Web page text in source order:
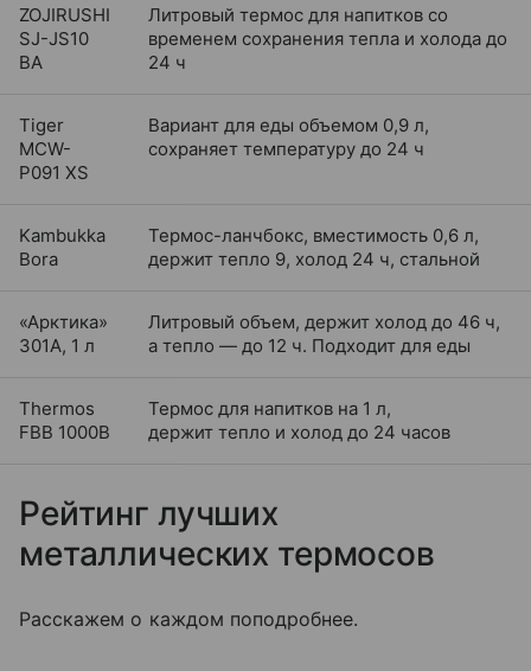
ZOJIRUSHI
SJ-JS10
BA
Литровый термос для напитков со
временем сохранения тепла и холода до
24 ч
Tiger
MCW-
P091 XS
Вариант для еды объемом 0,9 л,
сохраняет температуру до 24 ч
Kambukka
Bora
Термос-ланчбокс, вместимость 0,6 л,
держит тепло 9, холод 24 ч, стальной
«Арктика»
301А, 1 л
Литровый объем, держит холод до 46 ч,
а тепло — до 12 ч. Подходит для еды
Thermos
FBB 1000B
Термос для напитков на 1 л,
держит тепло и холод до 24 часов
Рейтинг лучших
металлических термосов
Расскажем о каждом поподробнее.